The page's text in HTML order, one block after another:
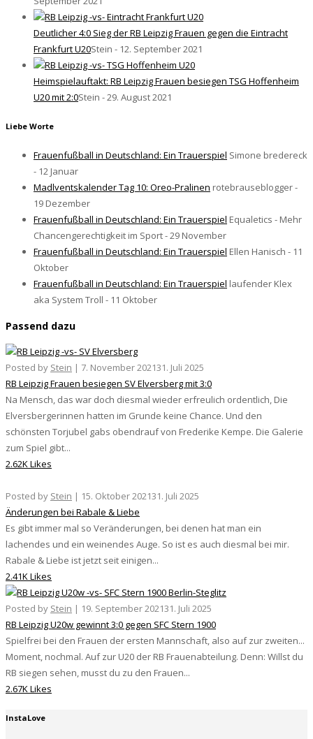
Deutlicher 4:0 Sieg der RB Leipzig Frauen gegen die Eintracht
Frankfurt U20Stein - 12. September 2021
Heimspielauftakt: RB Leipzig Frauen besiegen TSG Hoffenheim
U20 mit 2:0Stein - 29. August 2021
Liebe Worte
Frauenfußball in Deutschland: Ein Trauerspiel Simone bredereck
- 12 Januar
Madlventskalender Tag 10: Oreo-Pralinen rotebrauseblogger -
19 Dezember
Frauenfußball in Deutschland: Ein Trauerspiel Equaletics - Mehr
Chancengerechtigkeit im Sport - 29 November
Frauenfußball in Deutschland: Ein Trauerspiel Ellen Hanisch - 11
Oktober
Frauenfußball in Deutschland: Ein Trauerspiel laufender Klex
aka System Troll - 11 Oktober
Passend dazu
Posted by Stein | 7. November 202131. Juli 2025
RB Leipzig Frauen besiegen SV Elversberg mit 3:0
Na Mensch, das war doch diesmal wieder erfreulich ordentlich, Die
Elversbergerinnen hatten im Grunde keine Chance. Und den
schönsten Torjubel gabs obendrauf von Frederike Kempe. Die Galerie
zum Spiel gibt...
2.62K Likes
Posted by Stein | 15. Oktober 202131. Juli 2025
Änderungen bei Rabale & Liebe
Es gibt immer mal so Veränderungen, bei denen hat man ein
lachendes und ein weinendes Auge. So ist es auch diesmal bei mir.
Rabale & Liebe ist jetzt seit einigen...
2.41K Likes
Posted by Stein | 19. September 202131. Juli 2025
RB Leipzig U20w gewinnt 3:0 gegen SFC Stern 1900
Spielfrei bei den Frauen der ersten Mannschaft, also auf zur zweiten...
Moment, nochmal. Auf zur U20 der RB Frauenabteilung. Denn: Willst du
RB siegen sehen, musst du zu den Frauen...
2.67K Likes
InstaLove